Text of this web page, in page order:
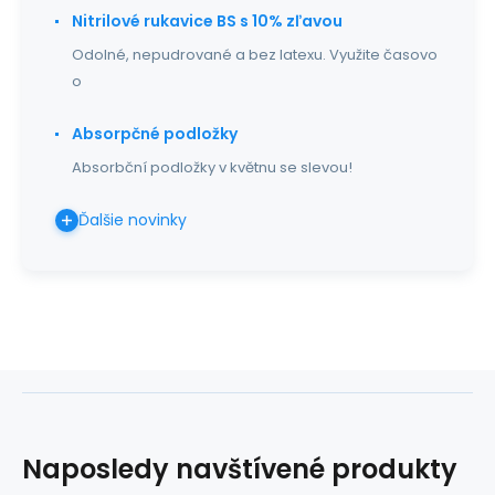
Nitrilové rukavice BS s 10% zľavou
Odolné, nepudrované a bez latexu. Využite časovo
o
Absorpčné podložky
Absorbční podložky v květnu se slevou!
Ďalšie novinky
Naposledy navštívené produkty